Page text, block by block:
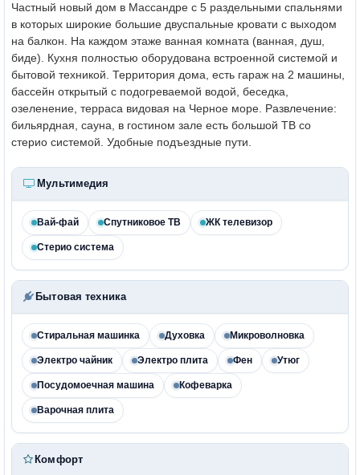
Частный новый дом в Массандре с 5 раздельными спальнями
в которых широкие большие двуспальные кровати с выходом
на балкон. На каждом этаже ванная комната (ванная, душ,
биде). Кухня полностью оборудована встроенной системой и
бытовой техникой. Территория дома, есть гараж на 2 машины,
бассейн открытый с подогреваемой водой, беседка,
озеленение, терраса видовая на Черное море. Развлечение:
бильярдная, сауна, в гостином зале есть большой ТВ со
стерио системой. Удобные подъездные пути.
Мультимедия
Вай-фай Спутниковое ТВ ЖК телевизор
Стерио система
Бытовая техника
Стиральная машинка Духовка Микроволновка
Электро чайник Электро плита Фен Утюг
Посудомоечная машина Кофеварка
Варочная плита
Комфорт